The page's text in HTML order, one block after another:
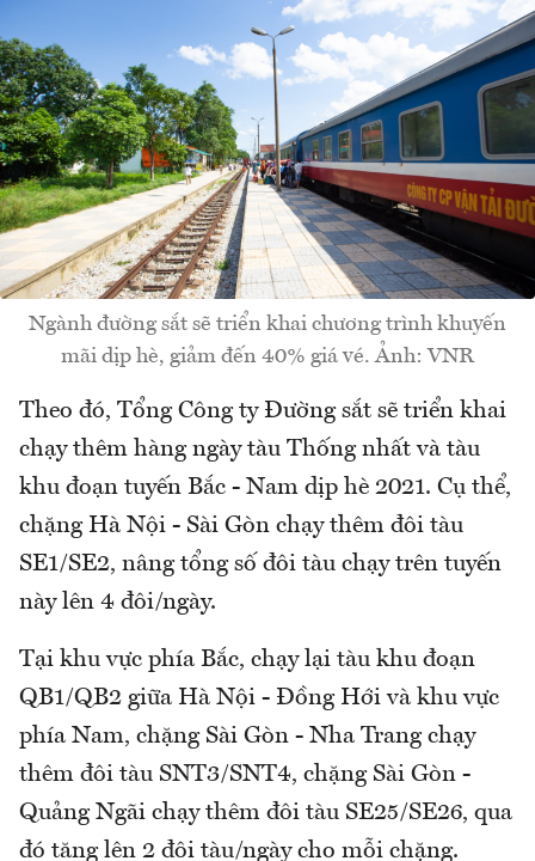
Ngành đường sắt sẽ triển khai chương trình khuyến
mãi dịp hè, giảm đến 40% giá vé. Ảnh: VNR
Theo đó, Tổng Công ty Đường sắt sẽ triển khai
chạy thêm hàng ngày tàu Thống nhất và tàu
khu đoạn tuyến Bắc - Nam dịp hè 2021. Cụ thể,
chặng Hà Nội - Sài Gòn chạy thêm đôi tàu
SE1/SE2, nâng tổng số đôi tàu chạy trên tuyến
này lên 4 đôi/ngày.
Tại khu vực phía Bắc, chạy lại tàu khu đoạn
QB1/QB2 giữa Hà Nội - Đồng Hới và khu vực
phía Nam, chặng Sài Gòn - Nha Trang chạy
thêm đôi tàu SNT3/SNT4, chặng Sài Gòn -
Quảng Ngãi chạy thêm đôi tàu SE25/SE26, qua
đó tăng lên 2 đôi tàu/ngày cho mỗi chặng.